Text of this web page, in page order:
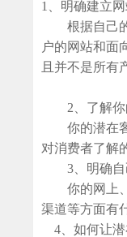
1、明确建立
根据自己的
户的网站和面
且并不是所有
2、了解你
你的潜在客
对消费者了解
3、明确自
你的网上、
渠道等方面有
4、如何让潜